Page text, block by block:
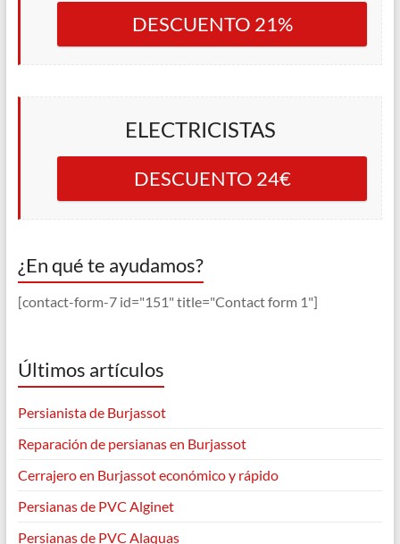
DESCUENTO 21%
ELECTRICISTAS
DESCUENTO 24€
¿En qué te ayudamos?
[contact-form-7 id="151" title="Contact form 1"]
Últimos artículos
Persianista de Burjassot
Reparación de persianas en Burjassot
Cerrajero en Burjassot económico y rápido
Persianas de PVC Alginet
Persianas de PVC Alaquas